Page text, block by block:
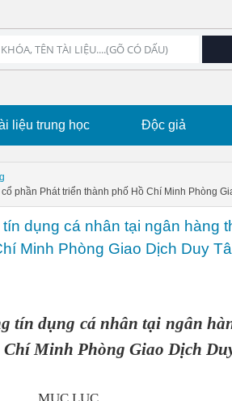
liệu trung học Độc giả
phần Phát triển thành phố Hồ Chí Minh Phòng
dụng cá nhân tại ngân hàng
Minh Phòng Giao Dịch Duy
tín dụng cá nhân tại ngân
Minh Phòng Giao Dịch